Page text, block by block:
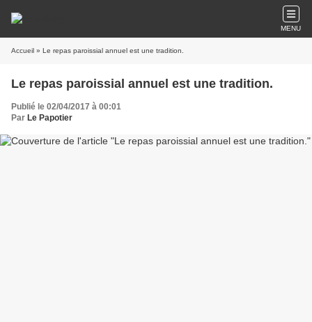
MENU
Accueil » Le repas paroissial annuel est une tradition.
Le repas paroissial annuel est une tradition.
Publié le 02/04/2017 à 00:01
Par Le Papotier